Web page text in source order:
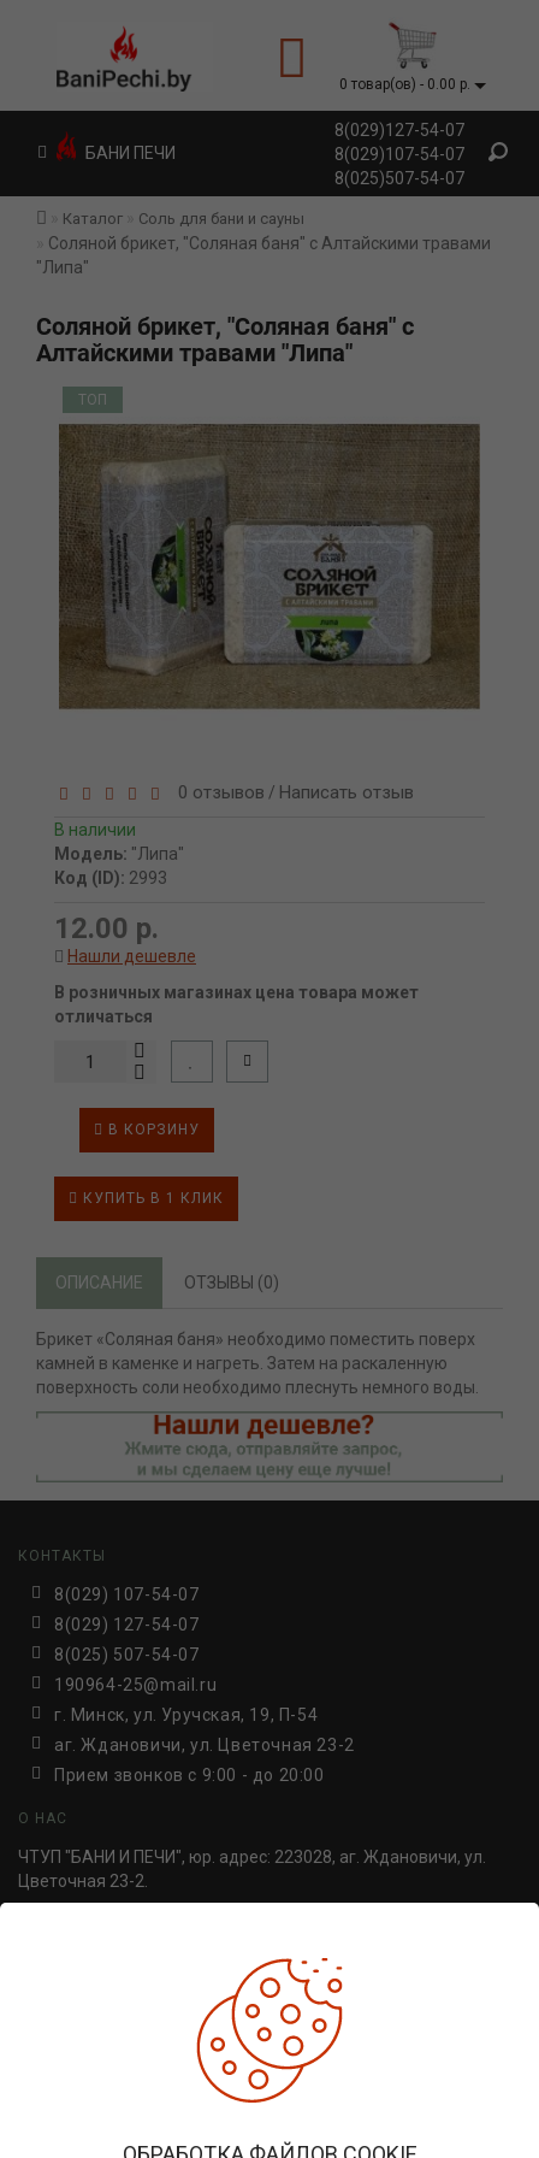
0 товар(ов) - 0.00 р.
8(029)127-54-07
8(029)107-54-07
8(025)507-54-07
БАНИ ПЕЧИ
Каталог Соль для бани и сауны
Соляной брикет, "Соляная баня" с Алтайскими травами
"Липа"
Соляной брикет, "Соляная баня" с
Алтайскими травами "Липа"
ТОП
0 отзывов / Написать отзыв
В наличии
Модель: "Липа"
Код (ID): 2993
12.00 р.
Нашли дешевле
В розничных магазинах цена товара может
отличаться
В КОРЗИНУ
КУПИТЬ В 1 КЛИК
ОПИСАНИЕ ОТЗЫВЫ (0)
Брикет «Соляная баня» необходимо поместить поверх
камней в каменке и нагреть. Затем на раскаленную
поверхность соли необходимо плеснуть немного воды.
КОНТАКТЫ
8(029) 107-54-07
8(029) 127-54-07
8(025) 507-54-07
190964-25@mail.ru
г. Минск, ул. Уручская, 19, П-54
аг. Ждановичи, ул. Цветочная 23-2
Прием звонков c 9:00 - до 20:00
О НАС
ЧТУП "БАНИ И ПЕЧИ", юр. адрес: 223028, аг. Ждановичи, ул.
Цветочная 23-2.